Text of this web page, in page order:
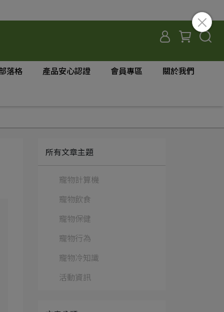
落格 產品安心認證 會員專區 關於我們
所有文章主題
寵物計算機
寵物飲食
寵物保健
寵物行為
寵物冷知識
活動資訊